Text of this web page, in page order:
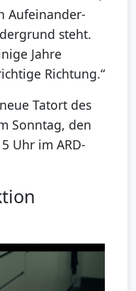
Aufeinander-
steht.
Jahre
Richtung.“
Tatort des
Sonntag, den
Uhr im ARD-